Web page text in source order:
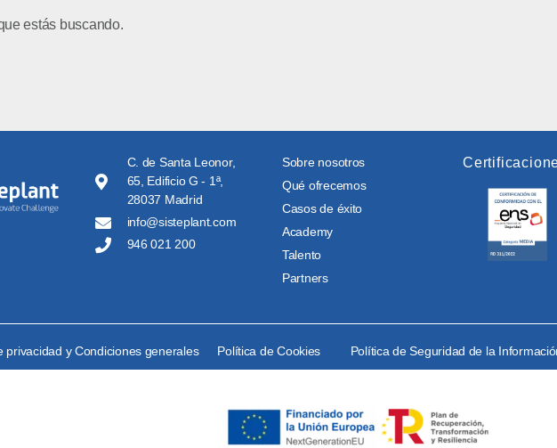
estás buscando.
C. de Santa Leonor,
65, Edificio G - 1ª,
28037 Madrid
info@sisteplant.com
946 021 200
Sobre nosotros
Qué ofrecemos
Casos de éxito
Academy
Talento
Partners
privacidad y Condiciones generales Política de Cookies Política de Seguridad de la